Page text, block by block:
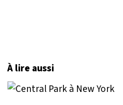
À lire aussi